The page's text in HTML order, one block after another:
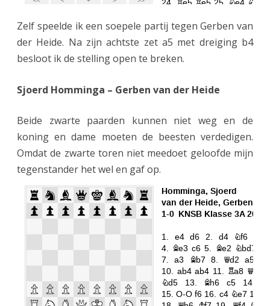
Zelf speelde ik een soepele partij tegen Gerben van
der Heide. Na zijn achtste zet a5 met dreiging b4
besloot ik de stelling open te breken.
Sjoerd Homminga – Gerben van der Heide
Beide zwarte paarden kunnen niet weg en de
koning en dame moeten de beesten verdedigen.
Omdat de zwarte toren niet meedoet geloofde mijn
tegenstander het wel en gaf op.